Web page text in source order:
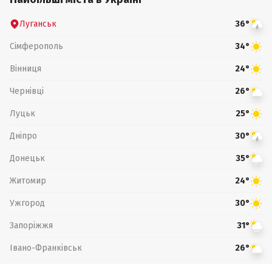
Луганськ 36°
Сімферополь 34°
Вінниця 24°
Чернівці 26°
Луцьк 25°
Дніпро 30°
Донецьк 35°
Житомир 24°
Ужгород 30°
Запоріжжя 31°
Івано-Франківськ 26°